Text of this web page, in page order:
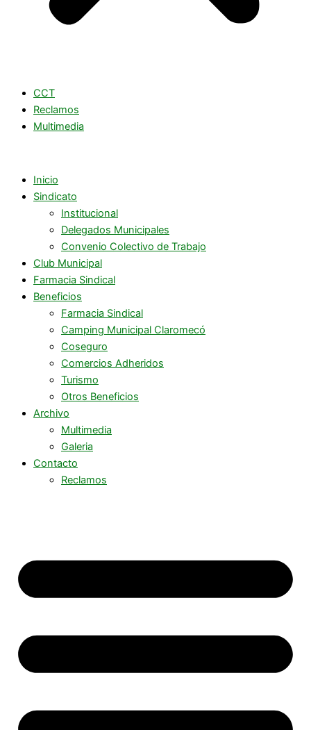
CCT
Reclamos
Multimedia
Inicio
Sindicato
Institucional
Delegados Municipales
Convenio Colectivo de Trabajo
Club Municipal
Farmacia Sindical
Beneficios
Farmacia Sindical
Camping Municipal Claromecó
Coseguro
Comercios Adheridos
Turismo
Otros Beneficios
Archivo
Multimedia
Galeria
Contacto
Reclamos